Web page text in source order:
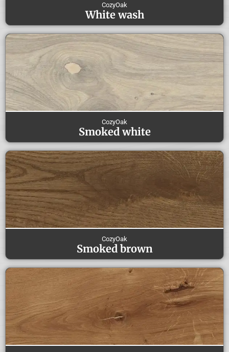
CozyOak
White wash
CozyOak
Smoked white
CozyOak
Smoked brown